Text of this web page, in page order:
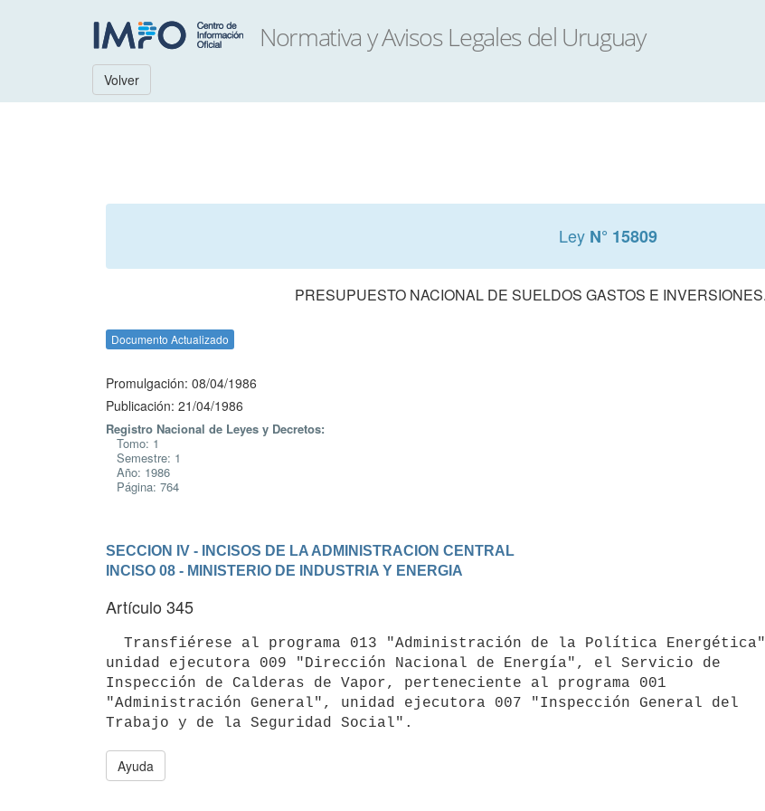
Volver
Ley N° 15809
PRESUPUESTO NACIONAL DE SUELDOS GASTOS E
Documento Actualizado
Promulgación: 08/04/1986
Publicación: 21/04/1986
Registro Nacional de Leyes y Decretos:
Tomo: 1
Semestre: 1
Año: 1986
Página: 764
SECCION IV - INCISOS DE LA ADMINISTRACION CENTRAL
INCISO 08 - MINISTERIO DE INDUSTRIA Y ENERGIA
Artículo 345
unidad ejecutora 009 "Dirección Nacional de Energía", el Servicio de
Inspección de Calderas de Vapor, perteneciente al programa 001
"Administración General", unidad ejecutora 007 "Inspección General del
Ayuda